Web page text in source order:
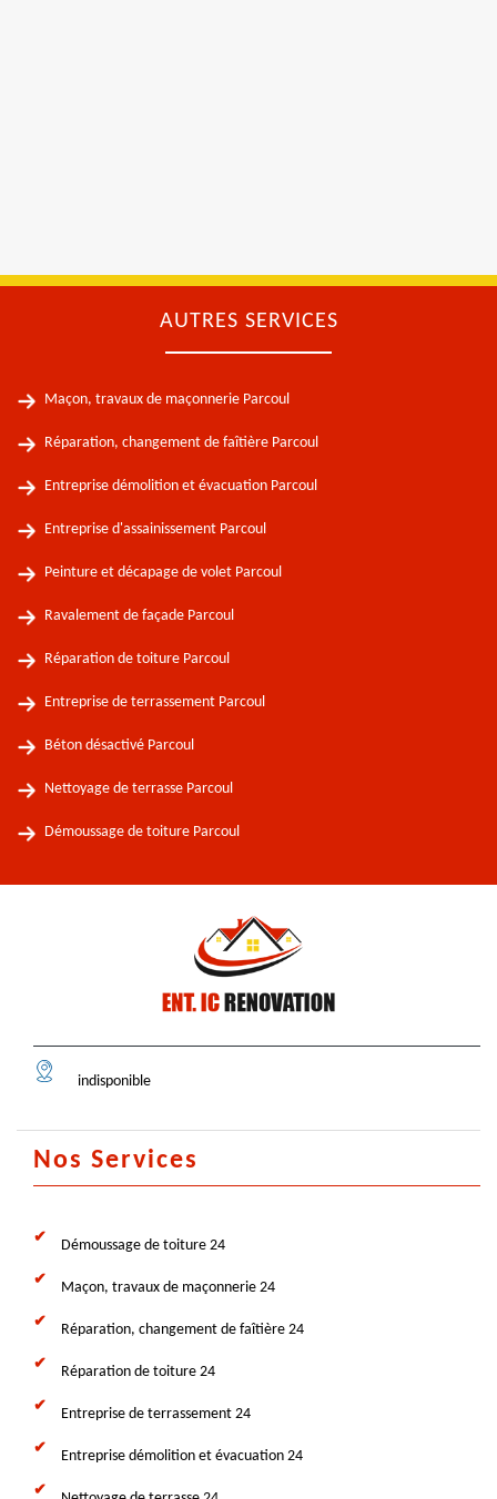
AUTRES SERVICES
Maçon, travaux de maçonnerie Parcoul
Réparation, changement de faîtière Parcoul
Entreprise démolition et évacuation Parcoul
Entreprise d'assainissement Parcoul
Peinture et décapage de volet Parcoul
Ravalement de façade Parcoul
Réparation de toiture Parcoul
Entreprise de terrassement Parcoul
Béton désactivé Parcoul
Nettoyage de terrasse Parcoul
Démoussage de toiture Parcoul
indisponible
Nos Services
Démoussage de toiture 24
Maçon, travaux de maçonnerie 24
Réparation, changement de faîtière 24
Réparation de toiture 24
Entreprise de terrassement 24
Entreprise démolition et évacuation 24